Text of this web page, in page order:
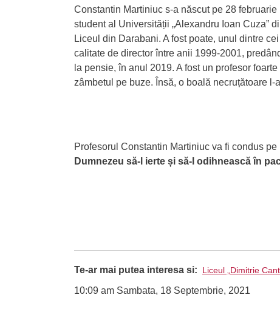
Constantin Martiniuc s-a născut pe 28
student al Universității „Alexandru Ioan Cuza”
Liceul din Darabani. A fost poate, unul dintre
calitate de director între anii 1999-2001,
la pensie, în anul 2019. A fost un profesor
zâmbetul pe buze. Însă, o boală necruțătoare l-
Profesorul Constantin Martiniuc va fi condus
Dumnezeu să-l ierte și să-l odihnească în
Te-ar mai putea interesa si: Liceul „Dimitrie
10:09 am Sambata, 18 Septembrie, 2021